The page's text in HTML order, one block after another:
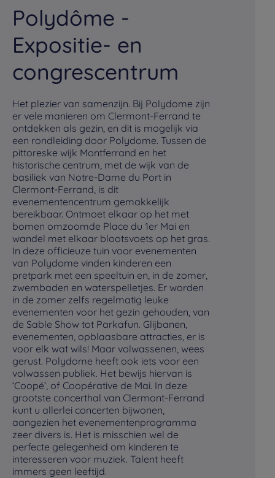
Polydôme -
Expositie- en
congrescentrum
Het plezier van samenzijn. Bij Polydome zijn
er vele manieren om Clermont-Ferrand te
ontdekken als gezin, en dit is mogelijk via
een rondleiding door Polydome. Tussen de
pittoreske wijk Montferrand en het
historische centrum, met de wijk van de
basiliek van Notre-Dame du Port in
Clermont-Ferrand, is dit
evenementencentrum gemakkelijk
bereikbaar. Ontmoet elkaar op het met
bomen omzoomde Place du 1er Mai en
wandel met elkaar blootsvoets op het gras.
In deze officieuze tuin voor evenementen
van Polydome vinden kinderen een
pretpark met een speeltuin en, in de zomer,
zwembaden en waterspelletjes. Er worden
in de zomer zelfs regelmatig leuke
evenementen voor het gezin gehouden, van
de Sable Show tot Parkafun. Glijbanen,
evenementen, opblaasbare attracties, er is
voor elk wat wils! Maar volwassenen, wees
gerust. Polydome heeft ook iets voor een
volwassen publiek. Het bewijs hiervan is
‘Coopé’, of Coopérative de Mai. In deze
grootste concerthal van Clermont-Ferrand
kunt u allerlei concerten bijwonen,
aangezien het evenementenprogramma
zeer divers is. Het is misschien wel de
perfecte gelegenheid om kinderen te
interesseren voor muziek. Talent heeft
immers geen leeftijd.